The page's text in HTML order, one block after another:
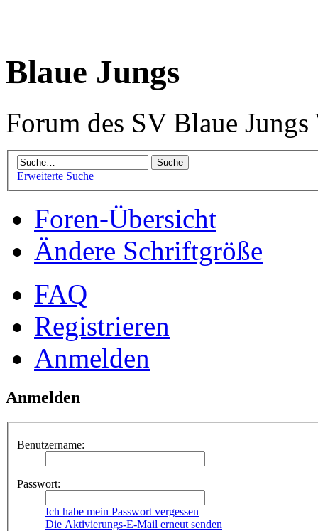
Blaue Jungs
Forum des SV Blaue
Erweiterte Suche
Foren-Übersicht
Ändere Schriftgröße
FAQ
Registrieren
Anmelden
Anmelden
Benutzername:
Passwort:
Ich habe mein Passwort vergessen
Die Aktivierungs-E-Mail erneut senden